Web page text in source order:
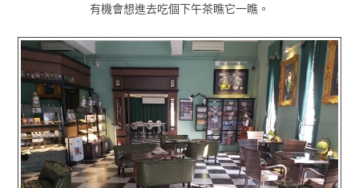
有機會想進去吃個下午茶瞧它一瞧。